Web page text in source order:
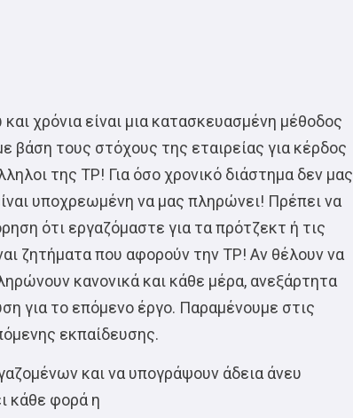
χρόνια είναι μια κατασκευασμένη μέθοδος
τους στόχους της εταιρείας για κέρδος
της TP! Για όσο χρονικό διάστημα δεν μας
υποχρεωμένη να μας πληρώνει! Πρέπει να
ότι εργαζόμαστε για τα πρότζεκτ ή τις
ζητήματα που αφορούν την TP! Αν θέλουν να
κανονικά και κάθε μέρα, ανεξάρτητα
για το επόμενο έργο. Παραμένουμε στις
εκπαίδευσης.
και να υπογράψουν άδεια άνευ
κάθε φορά η